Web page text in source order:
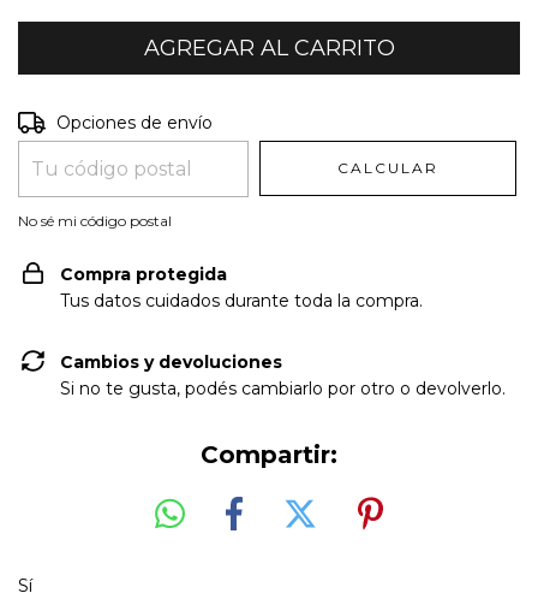
Entregas para el CP:
Opciones de envío
CALCULAR
No sé mi código postal
Compra protegida
Tus datos cuidados durante toda la compra.
Cambios y devoluciones
Si no te gusta, podés cambiarlo por otro o devolverlo.
Compartir:
Sí